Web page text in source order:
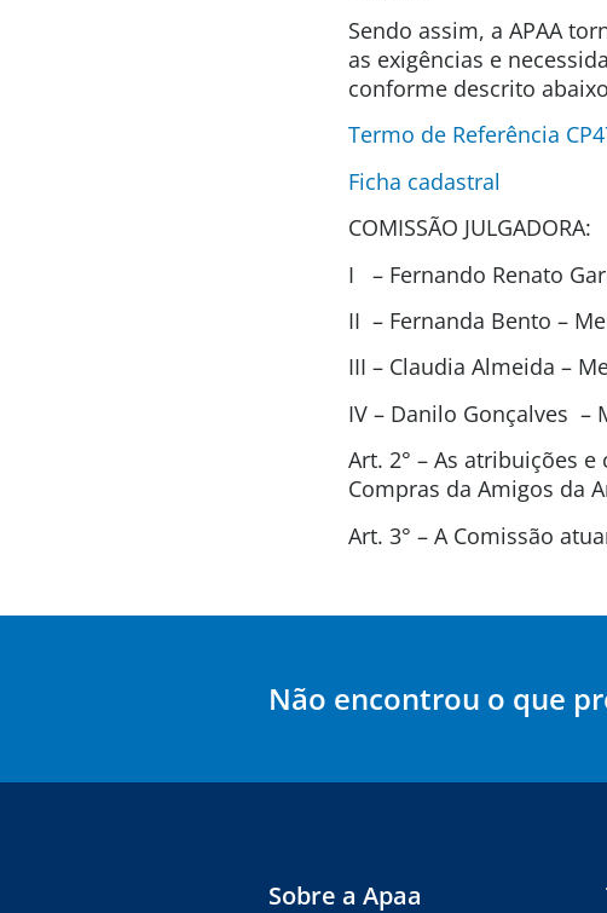
Sendo assim, a APAA
as exigências e
conforme descrito
Termo de Referência
Ficha cadastral
COMISSÃO JULGADORA:
I – Fernando Renato
II – Fernanda Bento –
III – Claudia Almeida –
IV – Danilo Gonçalves –
Art. 2° – As atribuições
Compras da Amigos da
Art. 3° – A Comissão
Não encontrou o que
Sobre a Apaa